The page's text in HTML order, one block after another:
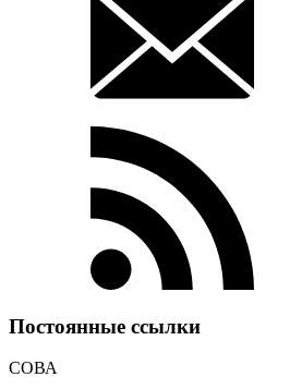
Постоянные ссылки
СОВА